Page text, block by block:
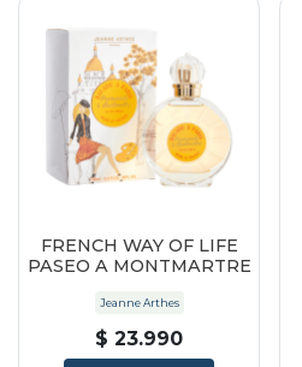
FRENCH WAY OF LIFE
PASEO A MONTMARTRE
Jeanne Arthes
$ 23.990